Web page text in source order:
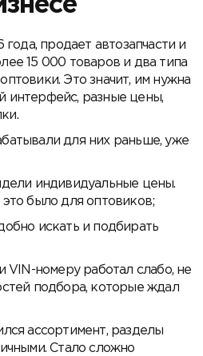
года, продает автозапчасти и
15 000 товаров и два типа
Это значит, им нужна
интерфейс, разные цены,
для них раньше, уже
индивидуальные цены.
было для оптовиков;
искать и подбирать
VIN-номеру работал слабо, не
подбора, которые ждал
ассортимент, разделы
Стало сложно